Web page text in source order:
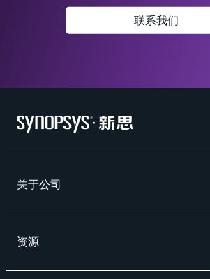
联系我们
关于公司
资源